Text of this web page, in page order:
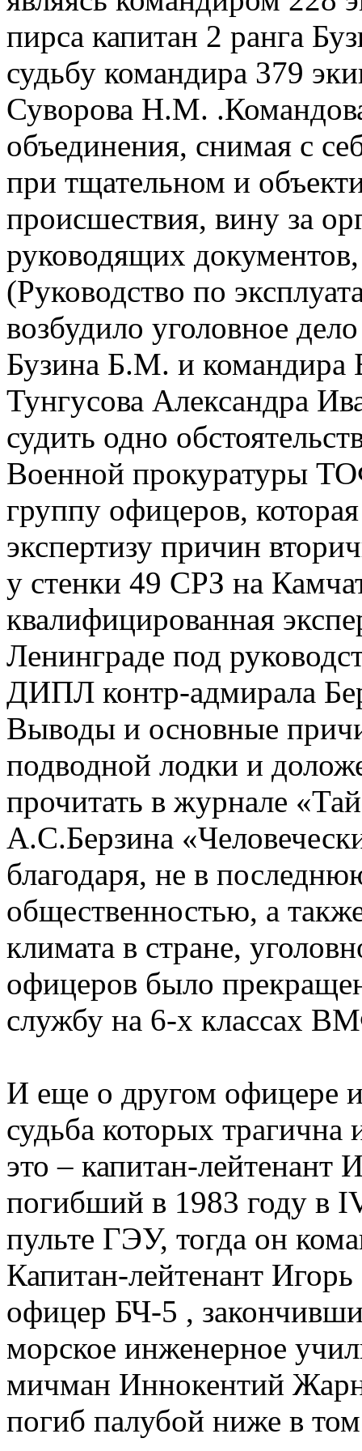
пирса капитан 2 ранга
судьбу командира 379
Суворова Н.М.
объединения, снимая с
при тщательном и
происшествия, вину за
руководящих
(Руководство по
возбудило уголовное
Бузина Б.М. и командира
Тунгусова Александра
судить одно
Военной прокуратуры
группу офицеров,
экспертизу причин
у стенки 49 СРЗ на
квалифицированная
Ленинграде под
ДИПЛ контр-адмирала
Выводы и основные
подводной лодки и
прочитать в журнале
А.С.Берзина
благодаря, не в
общественностью, а
климата в стране,
офицеров было
службу на 6-х классах
И еще о другом офицере
судьба которых
это – капитан-
погибший в 1983 году в
пульте ГЭУ, тогда он
Капитан-лейтенант
офицер БЧ-5 ,
морское инженерное
мичман Иннокентий
погиб палубой ниже в